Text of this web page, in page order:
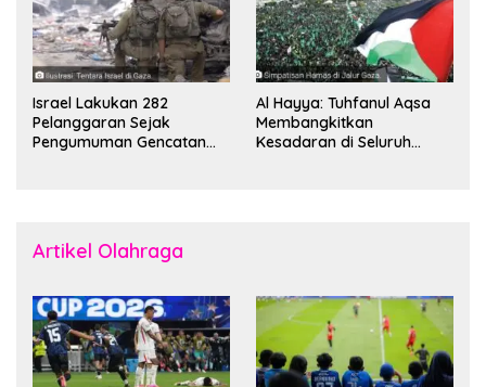
Israel Lakukan 282
Pelanggaran Sejak
Pengumuman Gencatan
Al Hayya: Tuhfanul Aqsa
Membangkitkan
Kesadaran di Seluruh
Artikel Olahraga